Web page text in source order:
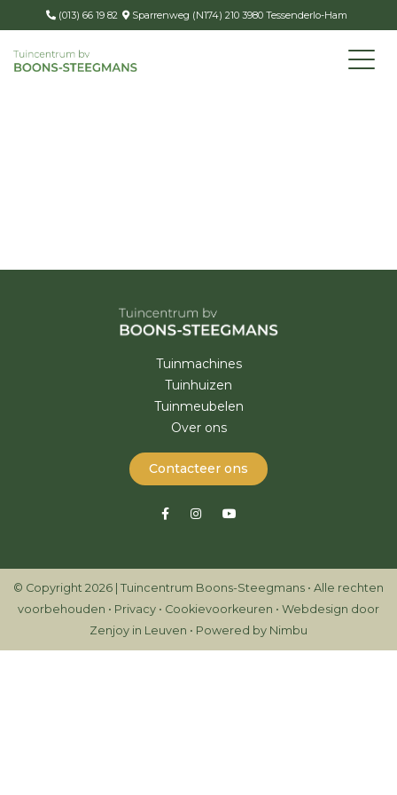
(013) 66 19 82 Sparrenweg (N174) 210 3980 Tessenderlo-Ham
Tuinmachines
Tuinhuizen
Tuinmeubelen
Over ons
Contacteer ons
© Copyright 2026 | Tuincentrum Boons-Steegmans • Alle rechten
voorbehouden • Privacy • Cookievoorkeuren • Webdesign door
Zenjoy in Leuven • Powered by Nimbu